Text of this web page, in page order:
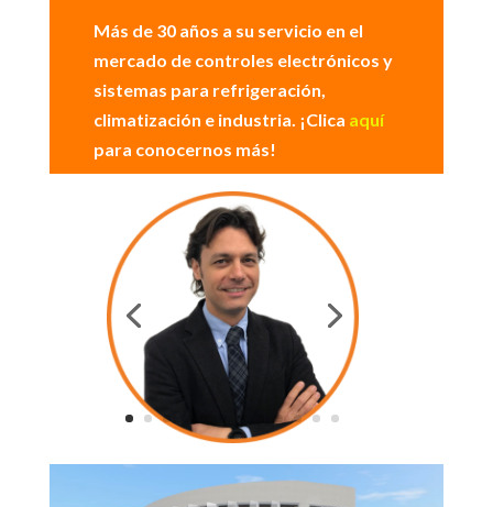
Más de 30 años a su servicio en el
mercado de controles electrónicos y
sistemas para refrigeración,
climatización e industria. ¡Clica aquí
para conocernos más!